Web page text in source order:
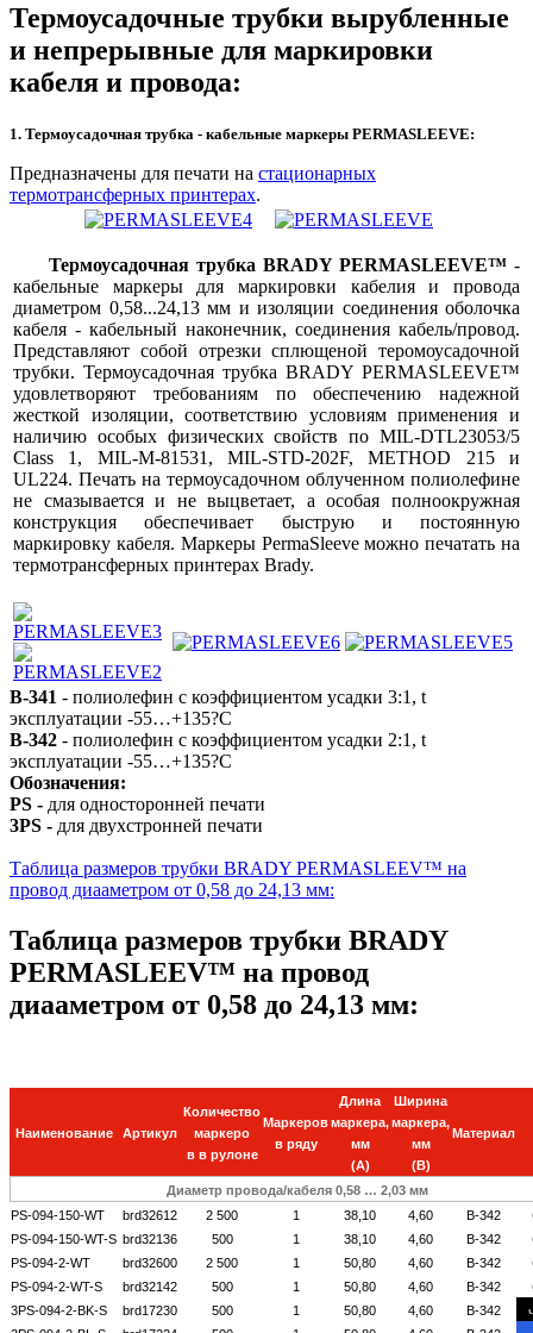
Термоусадочные трубки вырубленные
и непрерывные для маркировки
кабеля и провода:
1. Термоусадочная трубка - кабельные маркеры PERMASLEEVE:
Предназначены для печати на стационарных
термотрансферных принтерах.
Термоусадочная трубка BRADY PERМASLEEVE™ -
кабельные маркеры для маркировки кабелия и провода
диаметром 0,58...24,13 мм и изоляции соединения оболочка
кабеля - кабельный наконечник, соединения кабель/провод.
Представляют собой отрезки сплющеной теромоусадочной
трубки. Термоусадочная трубка BRADY PERМASLEEVE™
удовлетворяют требованиям по обеспечению надежной
жесткой изоляции, соответствию условиям применения и
наличию особых физических свойств по МIL-DTL23053/5
Class 1, МIL-М-81531, МIL-STD-202F, МETHOD 215 и
UL224. Печать на термоусадочном облученном полиолефине
не смазывается и не выцветает, а особая полноокружная
конструкция обеспечивает быструю и постоянную
маркировку кабеля. Маркеры PermaSleeve можно печатать на
термотрансферных принтерах Brady.
B-341 - полиолефин с коэффициентом усадки 3:1, t
эксплуатации -55…+135?C
B-342 - полиолефин с коэффициентом усадки 2:1, t
эксплуатации -55…+135?C
Обозначения:
PS - для односторонней печати
3PS - для двухстронней печати
Таблица размеров трубки BRADY PERMASLEEV™ на
провод диааметром от 0,58 до 24,13 мм:
Таблица размеров трубки BRADY
PERMASLEEV™ на провод
диааметром от 0,58 до 24,13 мм:
Наименование Артикул
Количество
маркеро
в в рулоне
Маркеров
в ряду
Длина
маркера,
мм
(A)
Ширина
маркера,
мм
(B)
Материал
Диаметр провода/кабеля 0,58 … 2,03 мм
PS-094-150-WT
brd32612 2 500 1 38,10 4,60 B-342
PS-094-150-WT-S brd32136 500 1 38,10 4,60 B-342
PS-094-2-WT
brd32600 2 500 1 50,80 4,60 B-342
PS-094-2-WT-S
brd32142 500 1 50,80 4,60 B-342
3PS-094-2-BK-S
brd17230 500 1 50,80 4,60 B-342